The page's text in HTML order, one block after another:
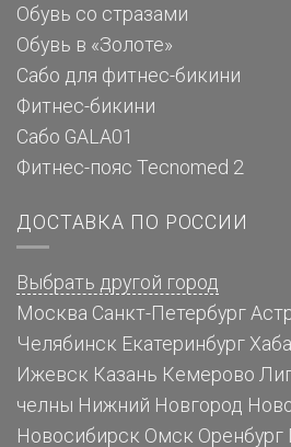
Обувь со стразами
Обувь в «Золоте»
Сабо для фитнес-бикини
Фитнес-бикини
Сабо GALA01
Фитнес-пояс Tecnomed 2
ДОСТАВКА ПО РОССИИ
Выбрать другой город
Москва Санкт-Петербург
Челябинск Екатеринбург
Ижевск Казань Кемерово
челны Нижний Новгород
Новосибирск Омск Оренбург